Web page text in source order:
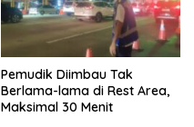
Pemudik Diimbau Tak
Berlama-lama di Rest Area,
Maksimal 30 Menit